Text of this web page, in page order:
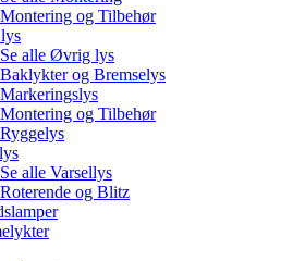
Montering og Tilbehør
Se alle Øvrig lys
Baklykter og Bremselys
Markeringslys
Montering og Tilbehør
Ryggelys
Se alle Varsellys
Roterende og Blitz